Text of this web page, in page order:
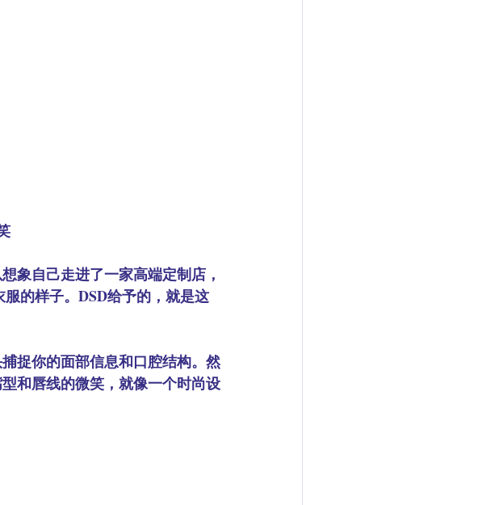
象自己走进了一家高端定制店，
的样子。DSD给予的，就是这
捉你的面部信息和口腔结构。然
和唇线的微笑，就像一个时尚设